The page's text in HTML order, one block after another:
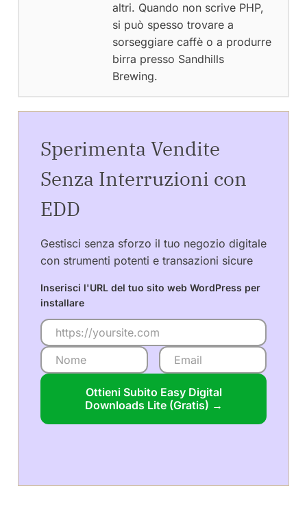
altri. Quando non scrive PHP,
si può spesso trovare a
sorseggiare caffè o a produrre
birra presso Sandhills
Brewing.
Sperimenta Vendite
Senza Interruzioni con
EDD
Gestisci senza sforzo il tuo negozio digitale
con strumenti potenti e transazioni sicure
Inserisci l'URL del tuo sito web WordPress per
installare
Ottieni Subito Easy Digital
Downloads Lite (Gratis) →